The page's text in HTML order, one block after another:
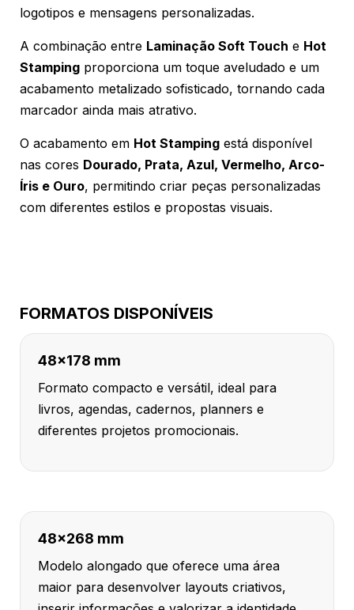
logotipos e mensagens personalizadas.
A combinação entre Laminação Soft Touch e Hot
Stamping proporciona um toque aveludado e um
acabamento metalizado sofisticado, tornando cada
marcador ainda mais atrativo.
O acabamento em Hot Stamping está disponível
nas cores Dourado, Prata, Azul, Vermelho, Arco-
Íris e Ouro, permitindo criar peças personalizadas
com diferentes estilos e propostas visuais.
FORMATOS DISPONÍVEIS
48x178 mm
Formato compacto e versátil, ideal para
livros, agendas, cadernos, planners e
diferentes projetos promocionais.
48x268 mm
Modelo alongado que oferece uma área
maior para desenvolver layouts criativos,